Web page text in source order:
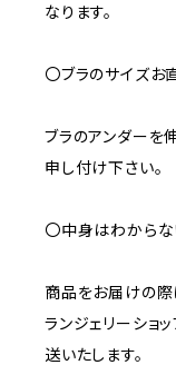
なります。
〇ブラのサイズお
ブラのアンダーを
申し付け下さい。
〇中身はわから
商品をお届けの際
ランジェリーショ
送いたします。